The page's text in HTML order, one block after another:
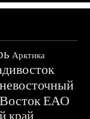
Арктика
ЕАО
край